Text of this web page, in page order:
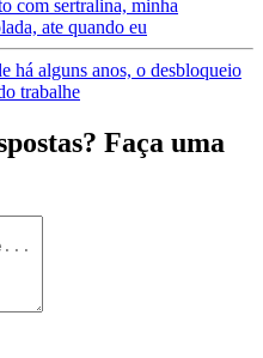
com sertralina, minha
ate quando eu
há alguns anos, o desbloqueio
trabalhe
Faça uma